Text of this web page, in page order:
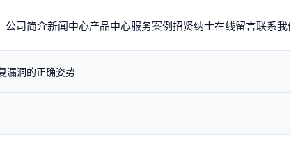
公司简介新闻中心产品中心服务案例招贤纳士在线留言联系我
漏洞的正确姿势